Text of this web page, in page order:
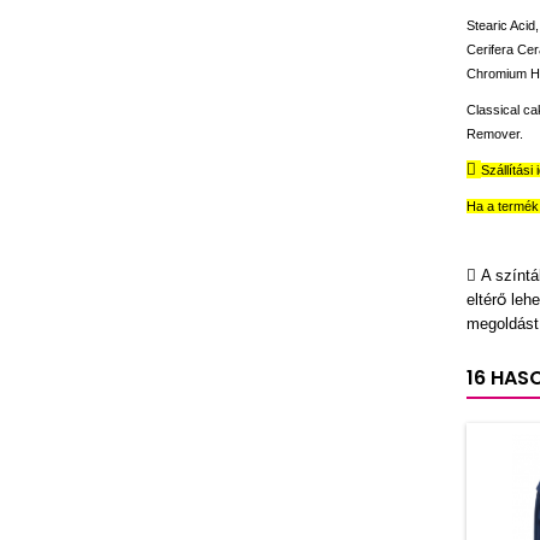
Stearic
Cerifera
Chromium
Classical
Remover.
 Szállítási
Ha a
 A
eltérő
16